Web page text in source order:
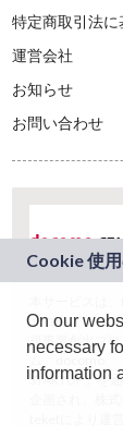
特定商取引法
運営会社
お知らせ
お問い合わせ
ドコモグルー
規事業創出プ
ム「docomo
STARTUP」を
On our
necessary
information